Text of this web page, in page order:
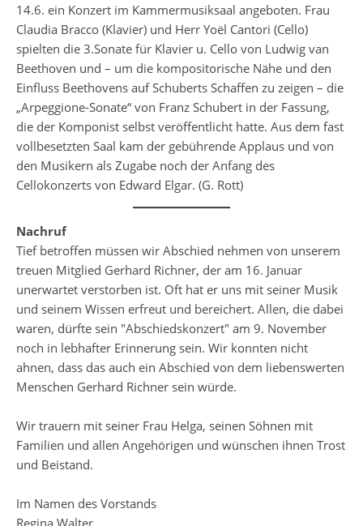
14.6. ein Konzert im Kammermusiksaal angeboten. Frau
Claudia Bracco (Klavier) und Herr Yoël Cantori (Cello)
spielten die 3.Sonate für Klavier u. Cello von Ludwig van
Beethoven und – um die kompositorische Nähe und den
Einfluss Beethovens auf Schuberts Schaffen zu zeigen – die
„Arpeggione-Sonate“ von Franz Schubert in der Fassung,
die der Komponist selbst veröffentlicht hatte. Aus dem fast
vollbesetzten Saal kam der gebührende Applaus und von
den Musikern als Zugabe noch der Anfang des
Cellokonzerts von Edward Elgar. (G. Rott)
Nachruf
Tief betroffen müssen wir Abschied nehmen von unserem
treuen Mitglied Gerhard Richner, der am 16. Januar
unerwartet verstorben ist. Oft hat er uns mit seiner Musik
und seinem Wissen erfreut und bereichert. Allen, die dabei
waren, dürfte sein "Abschiedskonzert" am 9. November
noch in lebhafter Erinnerung sein. Wir konnten nicht
ahnen, dass das auch ein Abschied von dem liebenswerten
Menschen Gerhard Richner sein würde.
Wir trauern mit seiner Frau Helga, seinen Söhnen mit
Familien und allen Angehörigen und wünschen ihnen Trost
und Beistand.
Im Namen des Vorstands
Regina Walter